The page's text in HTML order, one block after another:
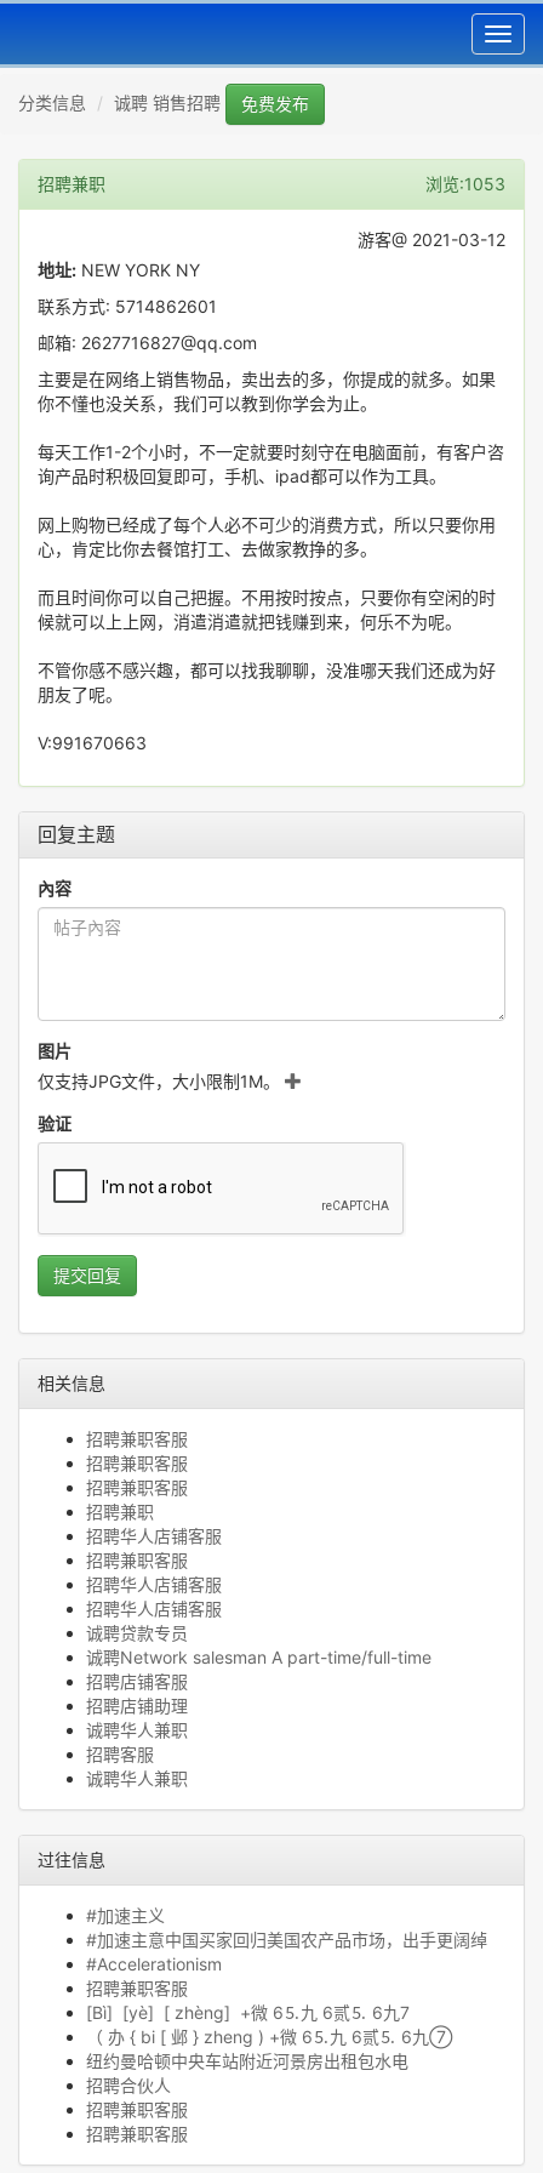
分类信息 诚聘 销售招聘 免费发布
招聘兼职 浏览:1053
游客@ 2021-03-12
地址: NEW YORK NY
联系方式: 5714862601
邮箱: 2627716827@qq.com
主要是在网络上销售物品，卖出去的多，你提成的就多。如果
你不懂也没关系，我们可以教到你学会为止。
每天工作1-2个小时，不一定就要时刻守在电脑面前，有客户咨
询产品时积极回复即可，手机、ipad都可以作为工具。
网上购物已经成了每个人必不可少的消费方式，所以只要你用
心，肯定比你去餐馆打工、去做家教挣的多。
而且时间你可以自己把握。不用按时按点，只要你有空闲的时
候就可以上上网，消遣消遣就把钱赚到来，何乐不为呢。
不管你感不感兴趣，都可以找我聊聊，没准哪天我们还成为好
朋友了呢。
V:991670663
回复主题
內容
图片
仅支持JPG文件，大小限制1M。
验证
提交回复
相关信息
招聘兼职客服
招聘兼职客服
招聘兼职客服
招聘兼职
招聘华人店铺客服
招聘兼职客服
招聘华人店铺客服
招聘华人店铺客服
诚聘贷款专员
诚聘Network salesman A part-time/full-time
招聘店铺客服
招聘店铺助理
诚聘华人兼职
招聘客服
诚聘华人兼职
过往信息
#加速主义
#加速主意中国买家回归美国农产品市场，出手更阔绰
#Accelerationism
招聘兼职客服
[Bì] [yè] [ zhèng] +微 6⒌九 6贰⒌ 6九7
（ 办 { bi [ 邺 } zheng ) +微 6⒌九 6贰⒌ 6九⑦
纽约曼哈顿中央车站附近河景房出租包水电
招聘合伙人
招聘兼职客服
招聘兼职客服